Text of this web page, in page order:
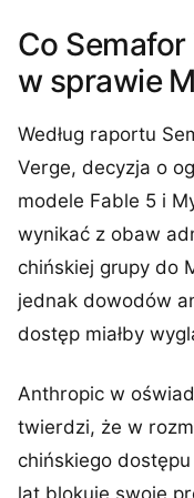
Co
w sprawie
Według raportu
Verge, decyzja o
modele Fable 5 i
wynikać z obaw
chińskiej grupy do
jednak dowodów
dostęp miałby
Anthropic w
twierdzi, że w
chińskiego
lat blokuje swoje